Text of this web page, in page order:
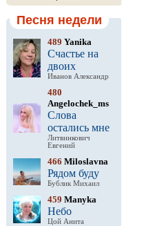
Песня недели
489 Yanika
Счастье на
двоих
Иванов Александр
480
Angelochek_ms
Слова
остались мне
Литвинкович
Евгений
466 Miloslavna
Рядом буду
Бублик Михаил
459 Manyka
Небо
Цой Анита